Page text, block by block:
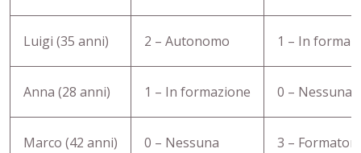
Luigi (35 anni) 2 – Autonomo 1 – In
Anna (28 anni) 1 – In formazione 0 – Nessuna
Marco (42 anni) 0 – Nessuna 3 –